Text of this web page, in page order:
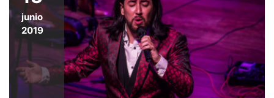
junio
2019